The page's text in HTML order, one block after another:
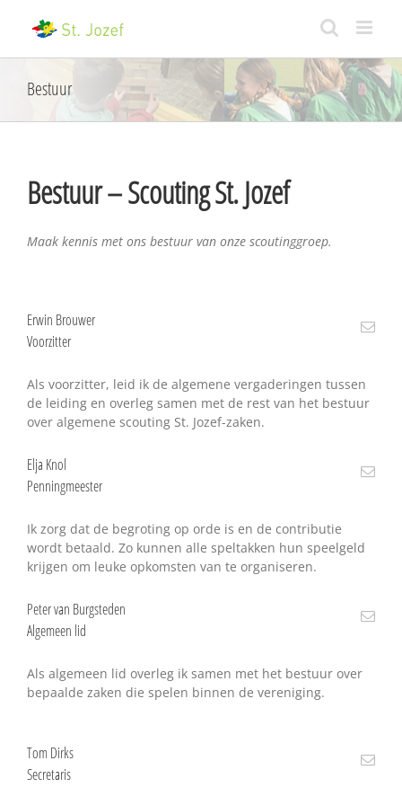
Bestuur
Bestuur – Scouting St. Jozef
Maak kennis met ons bestuur van onze scoutinggroep.
Erwin Brouwer
Voorzitter
Als voorzitter, leid ik de algemene vergaderingen tussen
de leiding en overleg samen met de rest van het bestuur
over algemene scouting St. Jozef-zaken.
Elja Knol
Penningmeester
Ik zorg dat de begroting op orde is en de contributie
wordt betaald. Zo kunnen alle speltakken hun speelgeld
krijgen om leuke opkomsten van te organiseren.
Peter van Burgsteden
Algemeen lid
Als algemeen lid overleg ik samen met het bestuur over
bepaalde zaken die spelen binnen de vereniging.
Tom Dirks
Secretaris